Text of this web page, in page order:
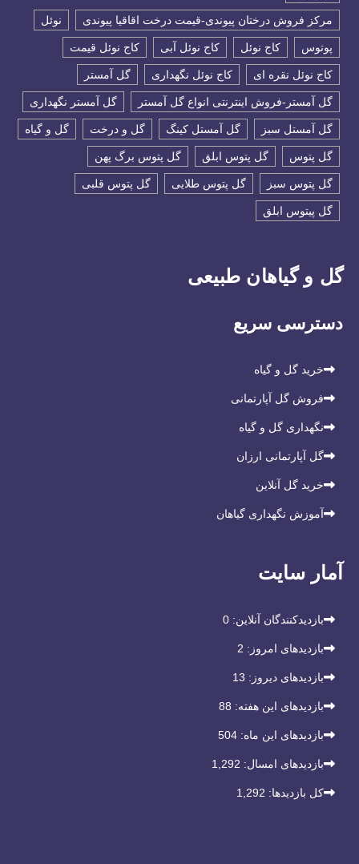
مرکز فروش درختان پیوندی-قیمت درخت اقاقیا پیوندی نوئل
پوتوس کاج نوئل کاج نوئل آبی کاج نوئل قیمت
کاج نوئل نقره ای کاج نوئل نگهداری گل آمستر
گل آمستر-فروش اینترنتی انواع گل آمستر گل آمستر نگهداری
گل آمستل سبز گل آمستل کینگ گل و درخت گل و گیاه
گل پتوس گل پتوس ابلق گل پتوس برگ پهن
گل پتوس سبز گل پتوس طلایی گل پتوس قلبی
گل پیتوس ابلق
گل و گیاهان طبیعی
دسترسی سریع
خرید گل و گیاه
فروش گل آپارتمانی
نگهداری گل و گیاه
گل آپارتمانی ارزان
خرید گل آنلاین
آموزش نگهداری گیاهان
آمار سایت
بازدیدکنندگان آنلاین: 0
بازدیدهای امروز: 2
بازدیدهای دیروز: 13
بازدیدهای این هفته: 88
بازدیدهای این ماه: 504
بازدیدهای امسال: 1,292
کل بازدیدها: 1,292